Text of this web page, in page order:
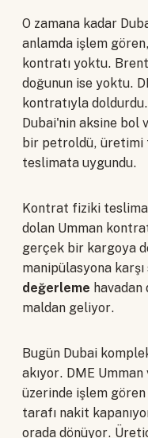
O zamana kadar
anlamda işlem
kontratı yoktu.
doğunun ise yoktu.
kontratıyla
Dubai'nin aksine bol
bir petroldü, üretimi
teslimata uygundu.
Kontrat fiziki
dolan Umman
gerçek bir kargoya
manipülasyona
değerleme
maldan geliyor.
Bugün Dubai
akıyor. DME
üzerinde işlem gören
tarafı nakit
orada dönüyor.